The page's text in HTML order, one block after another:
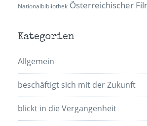
Nationalbibliothek Österreichischer
Kategorien
Allgemein
beschäftigt sich mit der Zukunft
blickt in die Vergangenheit